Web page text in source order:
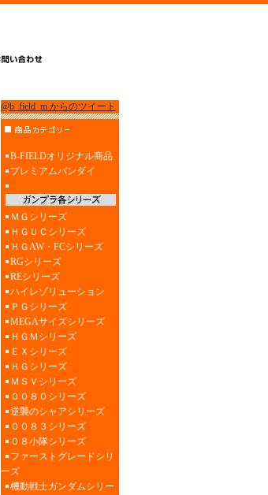
@b_field_m からのツイート
B-FIELDオリジナル商品
プレミアムバンダイ
ＭＧシリーズ
ＨＧＵＣシリーズ
ＨＧAW・FCシリーズ
RGシリーズ
REシリーズ
ハイレゾリューション
ＰＧシリーズ
MEGAサイズシリーズ
ＨＧＭシリーズ
ＥＸシリーズ
ＨＧシリーズ
ＭＳＶシリーズ
００８０シリーズ
逆襲のシャアシリーズ
００８３シリーズ
０８小隊シリーズ
ファーストグレードシリ
ーズ
機動戦士ガンダムシリー